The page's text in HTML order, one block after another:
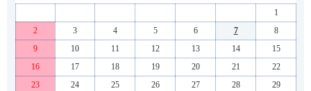
1
2
3 4 5 6 7
8
9
10 11 12 13 14
15
16
17 18 19 20 21
22
23
24 25 26 27 28
29